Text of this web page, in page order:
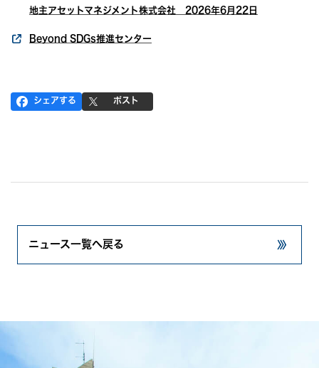
地主アセットマネジメント株式会社 2026年6月22日
Beyond SDGs推進センター
シェアする ポスト
ニュース一覧へ戻る